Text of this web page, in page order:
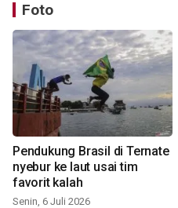
Foto
Pendukung Brasil di Ternate
nyebur ke laut usai tim
favorit kalah
Senin, 6 Juli 2026